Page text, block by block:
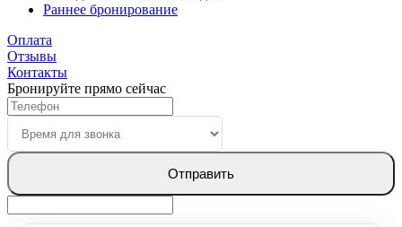
Раннее бронирование
Оплата
Отзывы
Контакты
Бронируйте прямо сейчас
Отправить